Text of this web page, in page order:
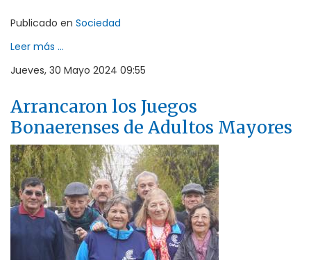
Publicado en Sociedad
Leer más ...
Jueves, 30 Mayo 2024 09:55
Arrancaron los Juegos
Bonaerenses de Adultos Mayores